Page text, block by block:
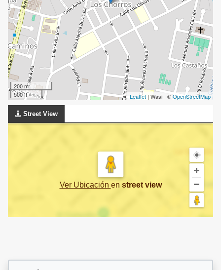
200 m
500 ft
Leaflet | Wasi - ©OpenStreetMap
Street View
Ver Ubicación en street view